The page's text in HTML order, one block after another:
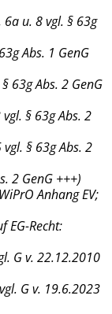
u. 8 vgl. § 63g
Abs. 1 GenG
63g Abs. 2 GenG
§ 63g Abs. 2
§ 63g Abs. 2
2 GenG +++)
Anhang EV;
EG-Recht:
G v. 22.12.2010
G v. 19.6.2023